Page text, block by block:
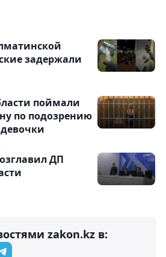
задержали
поймали
по подозрению
ДП
zakon.kz в: